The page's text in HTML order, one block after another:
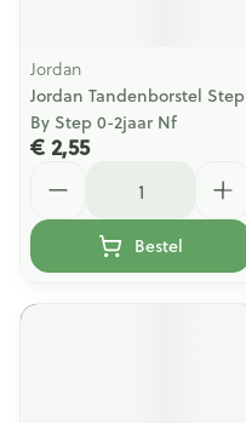
Jordan
Jordan Tandenborstel Step
By Step 0-2jaar Nf
€ 2,55
Bestel